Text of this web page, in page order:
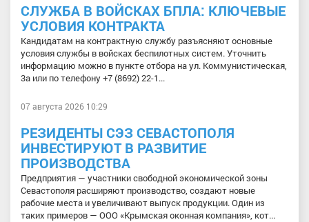
СЛУЖБА В ВОЙСКАХ БПЛА: КЛЮЧЕВЫЕ
УСЛОВИЯ КОНТРАКТА
Кандидатам на контрактную службу разъясняют основные
условия службы в войсках беспилотных систем. Уточнить
информацию можно в пункте отбора на ул. Коммунистическая,
3а или по телефону +7 (8692) 22-1...
07 августа 2026 10:29
РЕЗИДЕНТЫ СЭЗ СЕВАСТОПОЛЯ
ИНВЕСТИРУЮТ В РАЗВИТИЕ
ПРОИЗВОДСТВА
Предприятия — участники свободной экономической зоны
Севастополя расширяют производство, создают новые
рабочие места и увеличивают выпуск продукции. Один из
таких примеров — ООО «Крымская оконная компания», кот...